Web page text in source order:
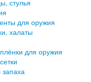
стулья
для оружия
халаты
для оружия